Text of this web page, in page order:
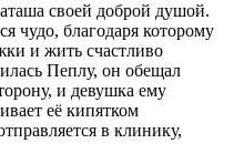
своей доброй душой.
чудо, благодаря которому
и жить счастливо
Пеплу, он обещал
и девушка ему
её кипятком
в клинику,